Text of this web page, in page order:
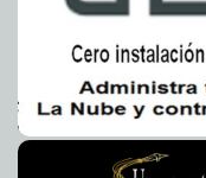
2021-02-21 11:36:58 Cancelar
2021-02-21 11:34:12 Nuevo
Armando León Borges
2021-02-19 14:48:33 Atiende
lluvias
2021-02-19 14:12:15 Lluvias por